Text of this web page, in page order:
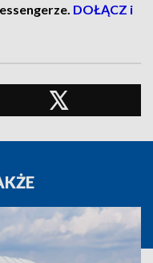
DOŁĄCZ i